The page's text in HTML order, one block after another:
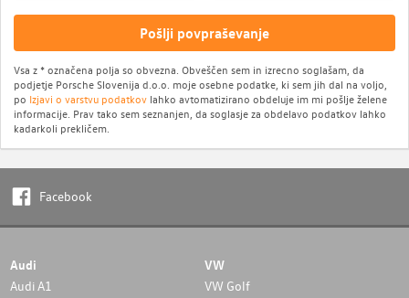
Pošlji povpraševanje
Vsa z * označena polja so obvezna. Obveščen sem in izrecno soglašam, da
podjetje Porsche Slovenija d.o.o. moje osebne podatke, ki sem jih dal na voljo,
po Izjavi o varstvu podatkov lahko avtomatizirano obdeluje im mi pošlje želene
informacije. Prav tako sem seznanjen, da soglasje za obdelavo podatkov lahko
kadarkoli prekličem.
Facebook
Audi
Audi A1
VW
VW Golf